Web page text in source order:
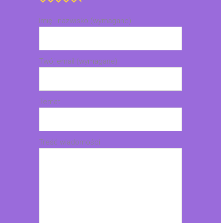
Imię i nazwisko (wymagane)
Twój email (wymagane)
Temat
Treść wiadomości